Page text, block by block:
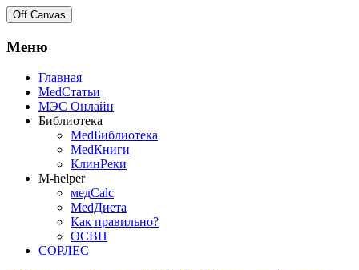
Off Canvas
Меню
Главная
MedСтатьи
МЭС Онлайн
Библиотека
MedБиблиотека
MedКниги
КлинРеки
M-helper
медCalc
MedДиета
Как правильно?
ОСВН
СОРЛЕС